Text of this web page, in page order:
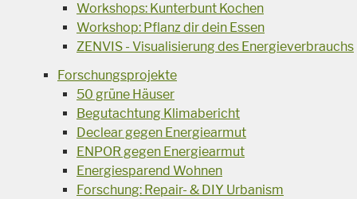
Workshops: Kunterbunt Kochen
Workshop: Pflanz dir dein Essen
ZENVIS - Visualisierung des Energieverbrauchs
Forschungsprojekte
50 grüne Häuser
Begutachtung Klimabericht
Declear gegen Energiearmut
ENPOR gegen Energiearmut
Energiesparend Wohnen
Forschung: Repair- & DIY Urbanism